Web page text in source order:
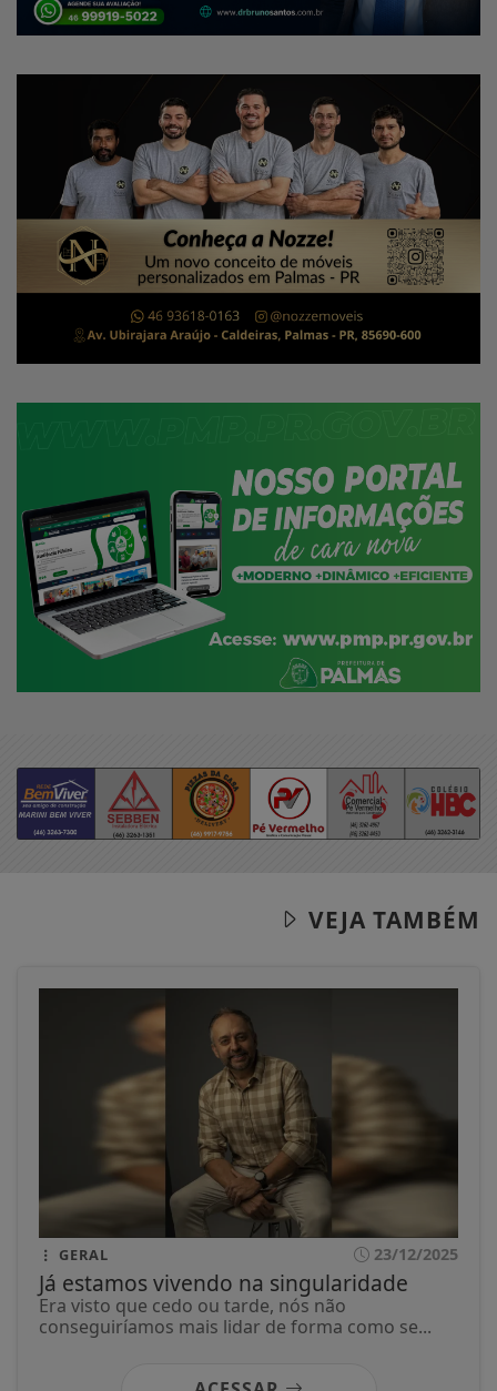
VEJA TAMBÉM
GERAL 23/12/2025
Já estamos vivendo na singularidade
Era visto que cedo ou tarde, nós não
conseguiríamos mais lidar de forma como se...